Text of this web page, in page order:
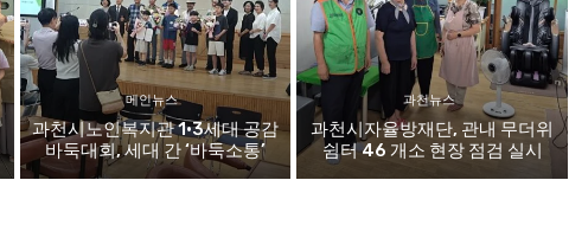
메인뉴스
과천시노인복지관 1·3세대 공감
바둑대회, 세대 간 ‘바둑소통’
과천뉴스
과천시자율방재단, 관내 무더위
쉼터 46 개소 현장 점검 실시